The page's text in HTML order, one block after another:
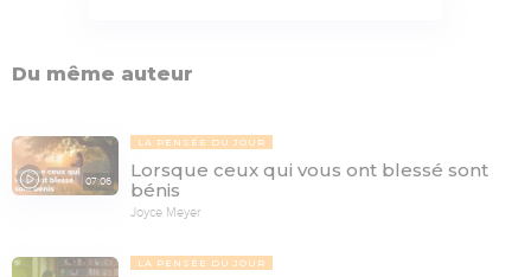
Du même auteur
07:06
LA PENSÉE DU JOUR
Lorsque ceux qui vous ont blessé sont
bénis
Joyce Meyer
LA PENSÉE DU JOUR